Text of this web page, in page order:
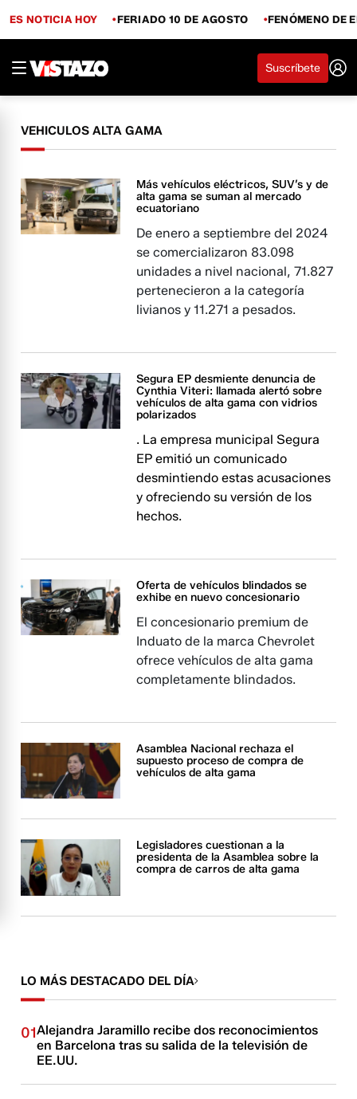
ES NOTICIA HOY FERIADO 10 DE AGOSTO FENÓMENO DE
Suscríbete
VEHICULOS ALTA GAMA
Más vehículos eléctricos, SUV’s y de
alta gama se suman al mercado
ecuatoriano
De enero a septiembre del 2024
se comercializaron 83.098
unidades a nivel nacional, 71.827
pertenecieron a la categoría
livianos y 11.271 a pesados.
Segura EP desmiente denuncia de
Cynthia Viteri: llamada alertó sobre
vehículos de alta gama con vidrios
polarizados
. La empresa municipal Segura
EP emitió un comunicado
desmintiendo estas acusaciones
y ofreciendo su versión de los
hechos.
Oferta de vehículos blindados se
exhibe en nuevo concesionario
El concesionario premium de
Induato de la marca Chevrolet
ofrece vehículos de alta gama
completamente blindados.
Asamblea Nacional rechaza el
supuesto proceso de compra de
vehículos de alta gama
Legisladores cuestionan a la
presidenta de la Asamblea sobre la
compra de carros de alta gama
LO MÁS DESTACADO DEL DÍA
01Alejandra Jaramillo recibe dos reconocimientos
en Barcelona tras su salida de la televisión de
EE.UU.